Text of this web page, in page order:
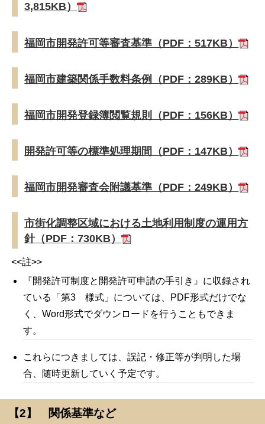
3,815KB）
福岡市開発許可等審査基準（PDF：517KB）
福岡市建築関係手数料条例（PDF：289KB）
福岡市開発登録簿閲覧規則（PDF：156KB）
開発許可等の標準処理期間（PDF：147KB）
福岡市開発審査会附議基準（PDF：249KB）
市街化調整区域における土地利用制度の運用方
針（PDF：730KB）
<<註>>
『開発許可制度と開発許可申請の手引き』に収録され
ている「第3 様式」については、PDF形式だけでな
く、Word形式でダウンロードを行うこともできま
す。
これらにつきましては、誤記・修正等が判明した場
合、随時更新していく予定です。
【2】 関係基準など